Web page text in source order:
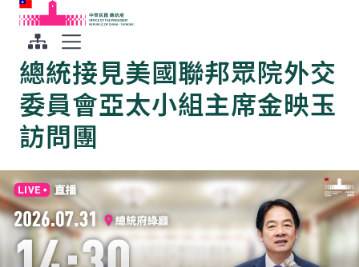
跳到主要內容
中華民國總統府
展開選單
總統接見美國聯邦眾院外交
委員會亞太小組主席金映玉
訪問團